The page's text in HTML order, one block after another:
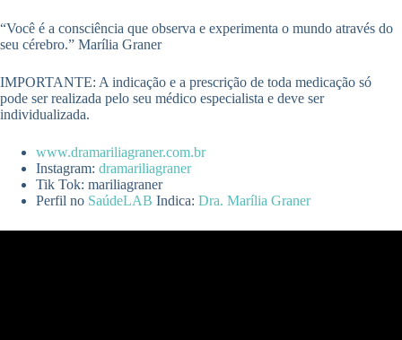
“Você é a consciência que observa e experimenta o mundo através do
seu cérebro.” Marília Graner
IMPORTANTE: A indicação e a prescrição de toda medicação só
pode ser realizada pelo seu médico especialista e deve ser
individualizada.
www.dramariliagraner.com.br
Instagram: dramariliagraner
Tik Tok: mariliagraner
Perfil no SaúdeLAB Indica: Dra. Marília Graner